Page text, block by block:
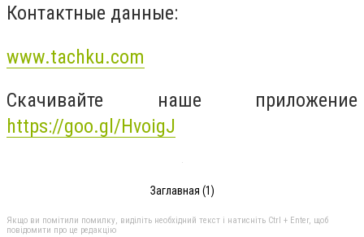
Контактные данные:
www.tachku.com
Скачивайте наше приложение
https://goo.gl/HvoigJ
Заглавная (1)
Якщо ви помітили помилку, виділіть необхідний текст і натисніть Ctrl + Enter, щоб
повідомити про це редакцію